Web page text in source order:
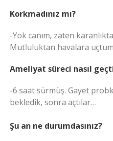
Korkmadınız mı?
-Yok canım, zaten
Mutluluktan havalara
Ameliyat süreci nasıl
-6 saat sürmüş. Gayet
bekledik, sonra açtılar…
Şu an ne durumdasınız?